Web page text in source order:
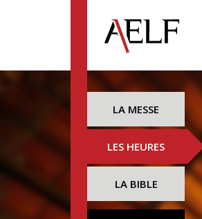
LA MESSE
LES HEURES
LA BIBLE